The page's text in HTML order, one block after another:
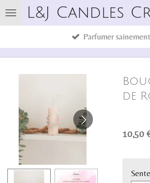
Passer
au
L&J Candles
Parfumer sainement
de
10,50